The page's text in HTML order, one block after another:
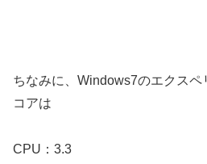
ちなみに、Windows7のエクスペ
コアは
CPU：3.3